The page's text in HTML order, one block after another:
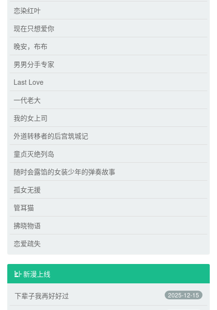
恋染红叶
现在只想爱你
晚安，布布
男男分手专家
Last Love
一代老大
我的女上司
外道转移者的后宫筑城记
童贞灭绝列岛
随时会露馅的女装少年的弹奏故事
孤女无援
管耳猫
拂晓物语
恋爱疏失
新漫上线
2025-12-15
下辈子我再好好过